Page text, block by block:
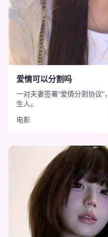
爱情可以分割吗
一对夫妻签署“爱情分割协议
生人。
电影